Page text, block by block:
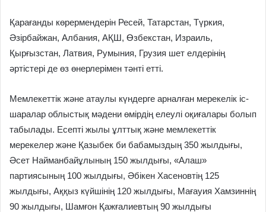
Қарағанды көрермендерін Ресей, Татарстан, Түркия,
Әзірбайжан, Албания, АҚШ, Өзбекстан, Израиль,
Қырғызстан, Латвия, Румыния, Грузия шет елдерінің
әртістері де өз өнерлерімен тәнті етті.
Мемлекеттік және атаулы күндерге арналған мерекелік іс-
шаралар облыстық мәдени өмірдің елеулі оқиғалары болып
табылады. Есепті жылы ұлттық және мемлекеттік
мерекелер және Қазыбек би бабамыздың 350 жылдығы,
Әсет Найманбайұлының 150 жылдығы, «Алаш»
партиясының 100 жылдығы, Әбікен Хасеновтің 125
жылдығы, Аққыз күйшінің 120 жылдығы, Мағауия Хамзиннің
90 жылдығы, Шамғон Қажғалиевтың 90 жылдығы